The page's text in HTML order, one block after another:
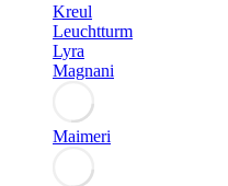
Kreul
Leuchtturm
Lyra
Magnani
Maimeri